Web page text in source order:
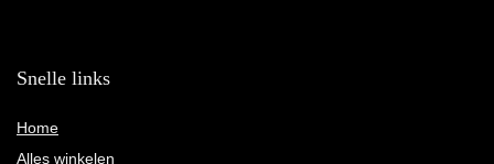
Snelle links
Home
Alles winkelen